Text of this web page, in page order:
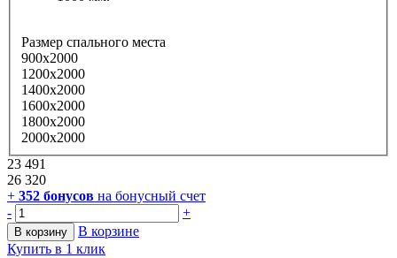
Размер спального места
900х2000
1200х2000
1400х2000
1600х2000
1800х2000
2000х2000
23 491
26 320
+ 352 бонусов на бонусный счет
-
+
В корзину
В корзине
Купить в 1 клик